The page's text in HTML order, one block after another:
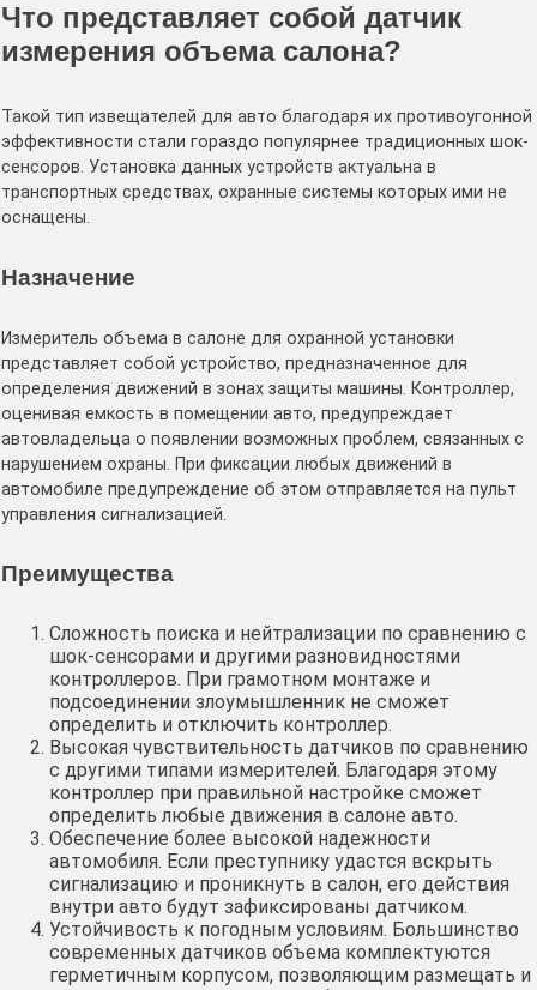
Что представляет собой датчик
измерения объема салона?
Такой тип извещателей для авто благодаря их противоугонной
эффективности стали гораздо популярнее традиционных шок-
сенсоров. Установка данных устройств актуальна в
транспортных средствах, охранные системы которых ими не
оснащены.
Назначение
Измеритель объема в салоне для охранной установки
представляет собой устройство, предназначенное для
определения движений в зонах защиты машины. Контроллер,
оценивая емкость в помещении авто, предупреждает
автовладельца о появлении возможных проблем, связанных с
нарушением охраны. При фиксации любых движений в
автомобиле предупреждение об этом отправляется на пульт
управления сигнализацией.
Преимущества
Сложность поиска и нейтрализации по сравнению с
шок-сенсорами и другими разновидностями
контроллеров. При грамотном монтаже и
подсоединении злоумышленник не сможет
определить и отключить контроллер.
Высокая чувствительность датчиков по сравнению
с другими типами измерителей. Благодаря этому
контроллер при правильной настройке сможет
определить любые движения в салоне авто.
Обеспечение более высокой надежности
автомобиля. Если преступнику удастся вскрыть
сигнализацию и проникнуть в салон, его действия
внутри авто будут зафиксированы датчиком.
Устойчивость к погодным условиям. Большинство
современных датчиков объема комплектуются
герметичным корпусом, позволяющим размещать и